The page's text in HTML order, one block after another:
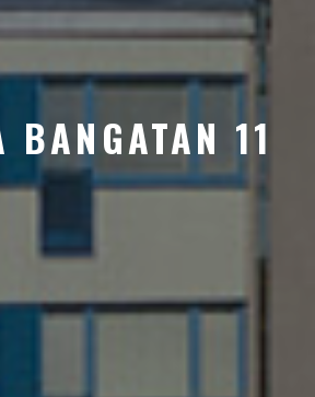
BANGATAN 11